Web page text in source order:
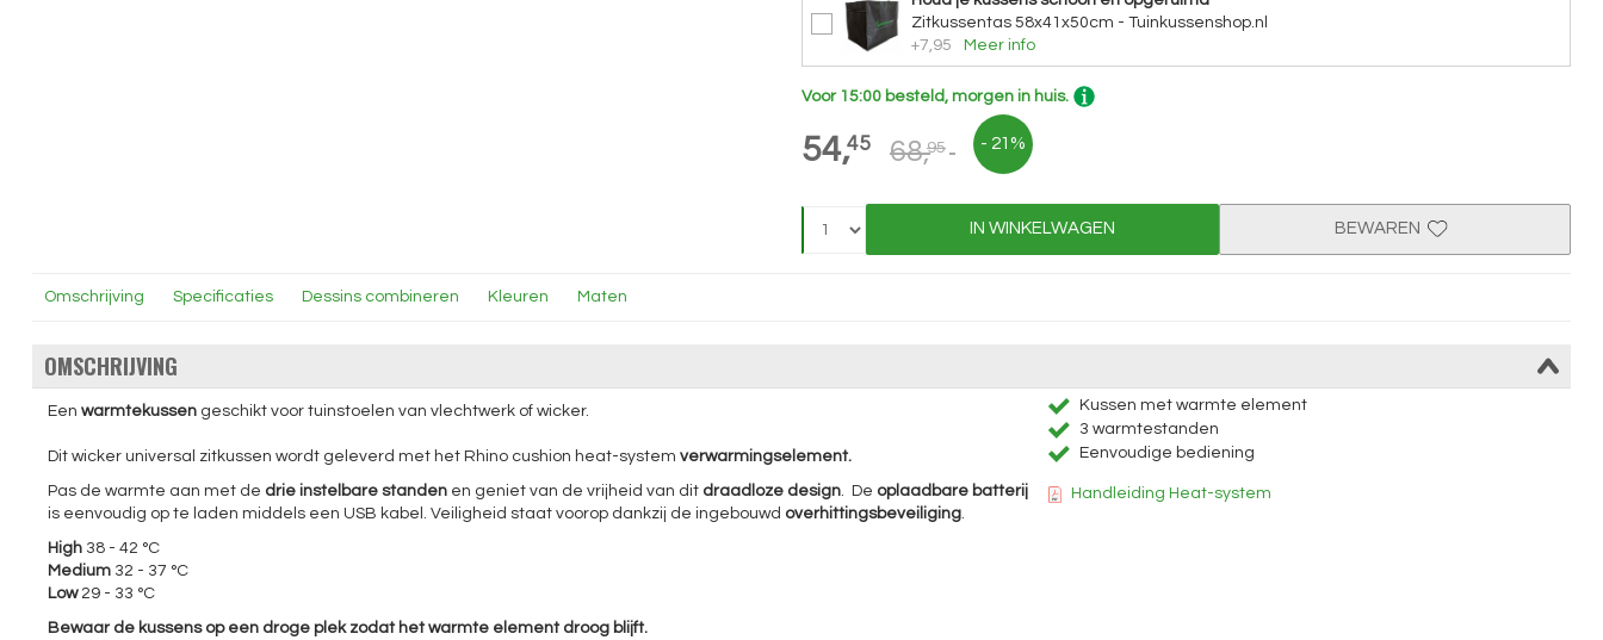
Zitkussentas 58x41x50cm - Tuinkussenshop.nl
+7,95
Meer info
Voor 15:00 besteld, morgen in huis.
54,45 68,95 - 21%
IN WINKELWAGEN BEWAREN
Omschrijving Specificaties Dessins combineren Kleuren Maten
OMSCHRIJVING
Een warmtekussen geschikt voor tuinstoelen van vlechtwerk of wicker.
Dit wicker universal zitkussen wordt geleverd met het Rhino cushion heat-system verwarmingselement.
Pas de warmte aan met de drie instelbare standenen geniet van de vrijheid van dit draadloze design. De oplaadbare batterij
is eenvoudig op te laden middels een USB kabel. Veiligheid staat voorop dankzij de ingebouwd overhittingsbeveiliging.
High38 - 42 °C
Medium32 - 37 °C
Low 29 - 33 °C
Bewaar de kussens op een droge plek zodat het warmte element droog blijft.
Kussen met warmte element
3 warmtestanden
Eenvoudige bediening
Handleiding Heat-system